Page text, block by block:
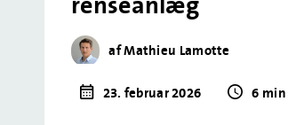
af Mathieu Lamotte
23. februar 2026 6 min